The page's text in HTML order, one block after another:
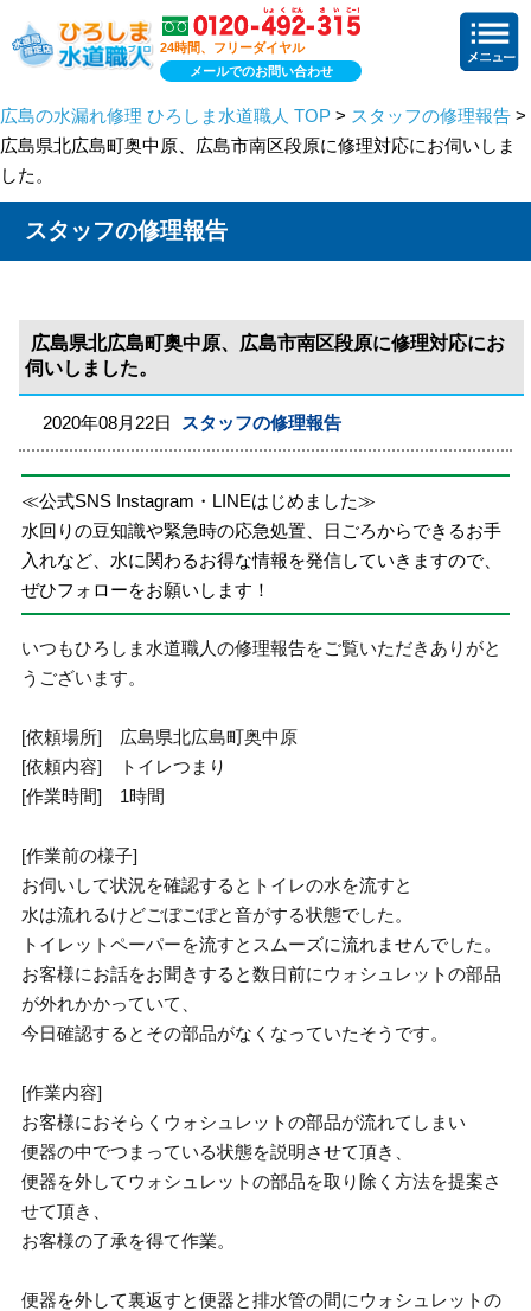
24時間、フリーダイヤル
メールでのお問い合わせ
広島の水漏れ修理 ひろしま水道職人 TOP > スタッフの修理報告 >
広島県北広島町奥中原、広島市南区段原に修理対応にお伺いしま
した。
スタッフの修理報告
広島県北広島町奥中原、広島市南区段原に修理対応にお
伺いしました。
2020年08月22日 スタッフの修理報告
≪公式SNS Instagram・LINEはじめました≫
水回りの豆知識や緊急時の応急処置、日ごろからできるお手
入れなど、水に関わるお得な情報を発信していきますので、
ぜひフォローをお願いします！
いつもひろしま水道職人の修理報告をご覧いただきありがと
うございます。
[依頼場所] 広島県北広島町奥中原
[依頼内容] トイレつまり
[作業時間] 1時間
[作業前の様子]
お伺いして状況を確認するとトイレの水を流すと
水は流れるけどごぼごぼと音がする状態でした。
トイレットペーパーを流すとスムーズに流れませんでした。
お客様にお話をお聞きすると数日前にウォシュレットの部品
が外れかかっていて、
今日確認するとその部品がなくなっていたそうです。
[作業内容]
お客様におそらくウォシュレットの部品が流れてしまい
便器の中でつまっている状態を説明させて頂き、
便器を外してウォシュレットの部品を取り除く方法を提案さ
せて頂き、
お客様の了承を得て作業。
便器を外して裏返すと便器と排水管の間にウォシュレットの